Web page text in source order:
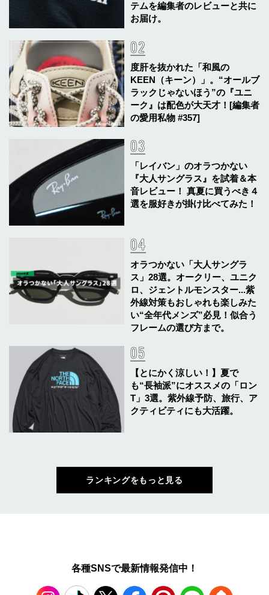
テムを編集者のレビューと共に
お届け。
度肝を抜かれた「和風の
KEEN（キーン）」。“オールブ
ラックじゃないほう”の『ユニ
ーク』は配色が大天才！[編集者
の愛用私物 #357]
「レイバン」のオラつかない
『大人サングラス』を試着＆本
音レビュー！ 真夏に買うべき４
選を服好きが掛け比べてみた！
オラつかない「大人サングラ
ス」28選。オークリー、ユニク
ロ、ジェントルモンスター...紫
外線対策もおしゃれも楽しみた
い“全年代メンズ”必見！似合う
フレームの選び方まで。
【とにかく涼しい！】夏で
も“長袖派”にオススメの「ロン
T」3選。紫外線予防、旅行、ア
クティビティにも大活躍。
ランキングをもっと見る
各種SNSで最新情報発信中！